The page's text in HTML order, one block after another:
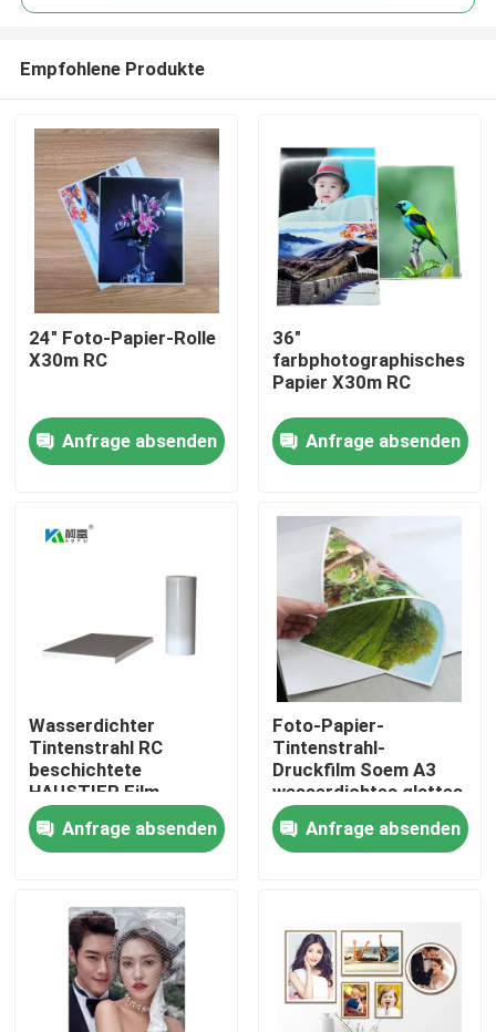
Produkte
Über uns
Qualitätskontrolle
Kontakt
Nachrichten
Medizinisches X Ray Film
Tintenstrahl X Ray Film
Empfohlene Produkte
24" Foto-Papier-Rolle
X30m RC
Anfrage absenden
36"
farbphotographisches
Papier X30m RC
Anfrage absenden
Wasserdichter
Tintenstrahl RC
beschichtete
HAUSTIER Film
Anfrage absenden
Foto-Papier-
Tintenstrahl-
Druckfilm Soem A3
wasserdichtes glattes
RC
Anfrage absenden